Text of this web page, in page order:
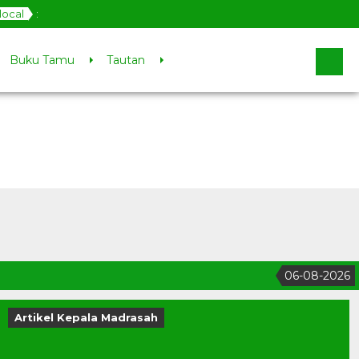
local :
Buku Tamu Tautan
06-08-2026
Artikel Kepala Madrasah